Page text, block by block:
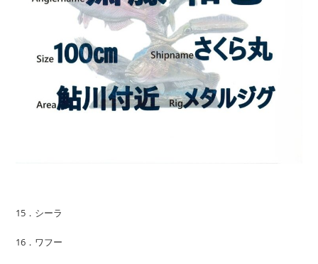
15．シーラ
16．ワフー